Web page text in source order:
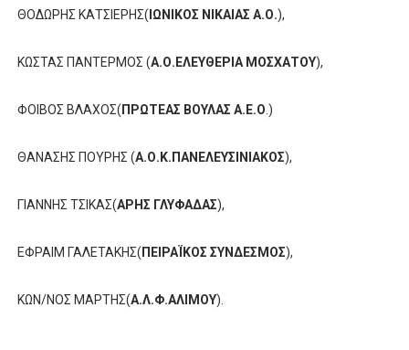
ΘΟΔΩΡΗΣ ΚΑΤΣΙΕΡΗΣ( ΙΩΝΙΚΟΣ ΝΙΚΑΙΑΣ Α.Ο.),
ΚΩΣΤΑΣ ΠΑΝΤΕΡΜΟΣ (Α.Ο.ΕΛΕΥΘΕΡΙΑ ΜΟΣΧΑΤΟΥ),
ΦΟΙΒΟΣ ΒΛΑΧΟΣ( ΠΡΩΤΕΑΣ ΒΟΥΛΑΣ Α.Ε.Ο .)
ΘΑΝΑΣΗΣ ΠΟΥΡΗΣ (Α.Ο.Κ.ΠΑΝΕΛΕΥΣΙΝΙΑΚΟΣ),
ΓΙΑΝΝΗΣ ΤΣΙΚΑΣ(ΑΡΗΣ ΓΛΥΦΑΔΑΣ),
ΕΦΡΑΙΜ ΓΑΛΕΤΑΚΗΣ( ΠΕΙΡΑΪΚΟΣ ΣΥΝΔΕΣΜΟΣ),
ΚΩΝ/ΝΟΣ ΜΑΡΤΗΣ(Α.Λ.Φ.ΑΛΙΜΟΥ).